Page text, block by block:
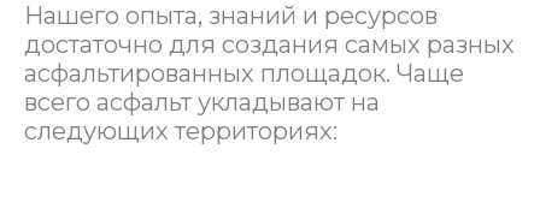
Нашего опыта, знаний и ресурсов
достаточно для создания самых разных
асфальтированных площадок. Чаще
всего асфальт укладывают на
следующих территориях: